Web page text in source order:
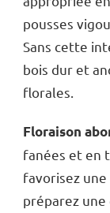
pousses
Sans cette
bois dur et
florales.
Floraison
fanées et en
favorisez
préparez une